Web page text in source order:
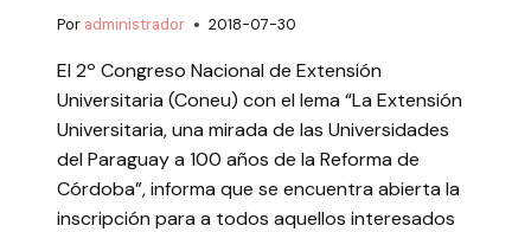
Por administrador 2018-07-30
El 2º Congreso Nacional de Extensión
Universitaria (Coneu) con el lema “La Extensión
Universitaria, una mirada de las Universidades
del Paraguay a 100 años de la Reforma de
Córdoba”, informa que se encuentra abierta la
inscripción para a todos aquellos interesados